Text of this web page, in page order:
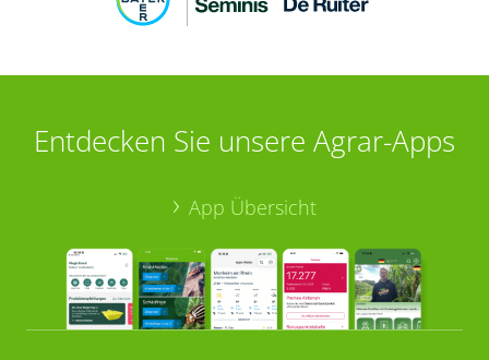
Entdecken Sie unsere Agrar-Apps
App Übersicht